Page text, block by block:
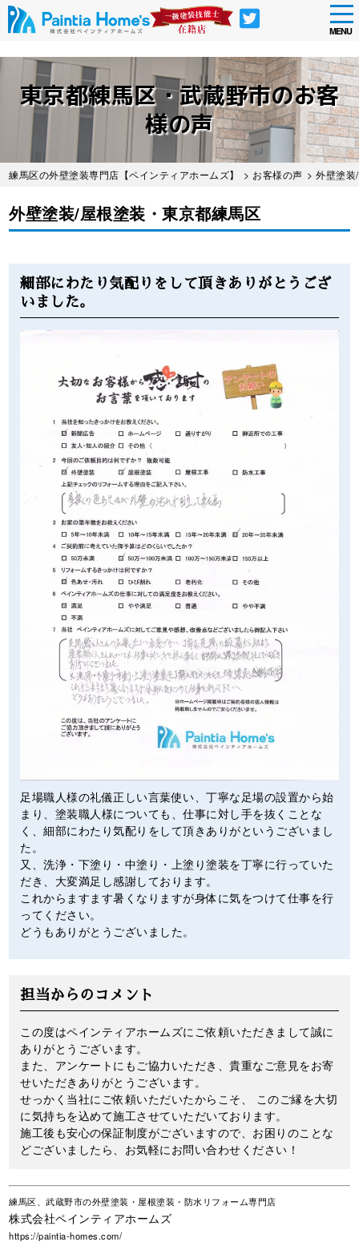
main
content
MENU
東京都練馬区・武蔵野市のお客
様の声
練馬区の外壁塗装専門店【ペインティアホームズ】 > お客様の声 > 外壁塗
外壁塗装/屋根塗装・東京都練馬区
Before After
細部にわたり気配りをして頂きありがとうござ
いました。
足場職人様の礼儀正しい言葉使い、丁寧な足場の設置から始
まり、塗装職人様についても、仕事に対し手を抜くことな
く、細部にわたり気配りをして頂きありがというございまし
た。
又、洗浄・下塗り・中塗り・上塗り塗装を丁寧に行っていた
だき、大変満足し感謝しております。
これからますます暑くなりますが身体に気をつけて仕事を行
ってください。
どうもありがとうございました。
担当からのコメント
この度はペインティアホームズにご依頼いただきまして誠に
ありがとうございます。
また、アンケートにもご協力いただき、貴重なご意見をお寄
せいただきありがとうございます。
せっかく当社にご依頼いただいたからこそ、 このご縁を大切
に気持ちを込めて施工させていただいております。
施工後も安心の保証制度がございますので、お困りのことな
どございましたら、お気軽にお問い合わせください！
練馬区、武蔵野市の外壁塗装・屋根塗装・防水リフォーム専門店
株式会社ペインティアホームズ
https://paintia-homes.com/